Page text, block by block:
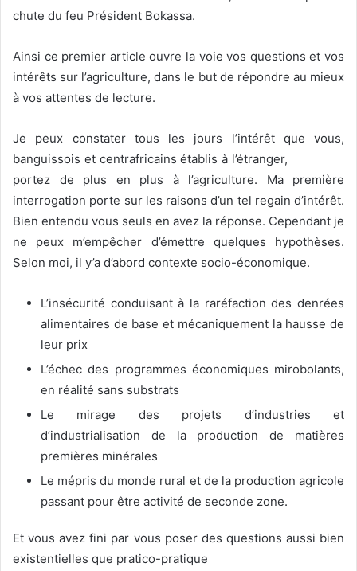
chute du feu Président Bokassa.
Ainsi ce premier article ouvre la voie vos questions et vos
intérêts sur l’agriculture, dans le but de répondre au mieux
à vos attentes de lecture.
Je peux constater tous les jours l’intérêt que vous,
banguissois et centrafricains établis à l’étranger,
portez de plus en plus à l’agriculture. Ma première
interrogation porte sur les raisons d’un tel regain d’intérêt.
Bien entendu vous seuls en avez la réponse. Cependant je
ne peux m’empêcher d’émettre quelques hypothèses.
Selon moi, il y’a d’abord contexte socio-économique.
L’insécurité conduisant à la raréfaction des denrées
alimentaires de base et mécaniquement la hausse de
leur prix
L’échec des programmes économiques mirobolants,
en réalité sans substrats
Le mirage des projets d’industries et
d’industrialisation de la production de matières
premières minérales
Le mépris du monde rural et de la production agricole
passant pour être activité de seconde zone.
Et vous avez fini par vous poser des questions aussi bien
existentielles que pratico-pratique